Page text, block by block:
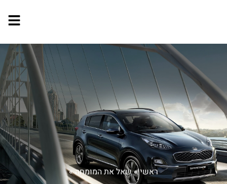
ראשי»שאל את המומחה»